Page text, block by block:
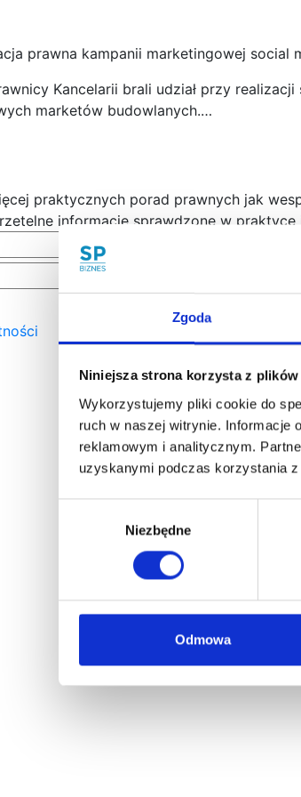
Zgoda
Niniejsza strona korzysta z
Wykorzystujemy pliki cookie do
ruch w naszej witrynie. Informacje
reklamowym i analitycznym.
uzyskanymi podczas korzystania z
Niezbędne
Odmowa
prawna kampanii marketingowej
Kancelarii brali udział przy
marketów budowlanych.…
praktycznych porad prawnych jak
informacje sprawdzone w